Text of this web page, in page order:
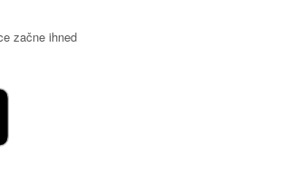
začne ihned